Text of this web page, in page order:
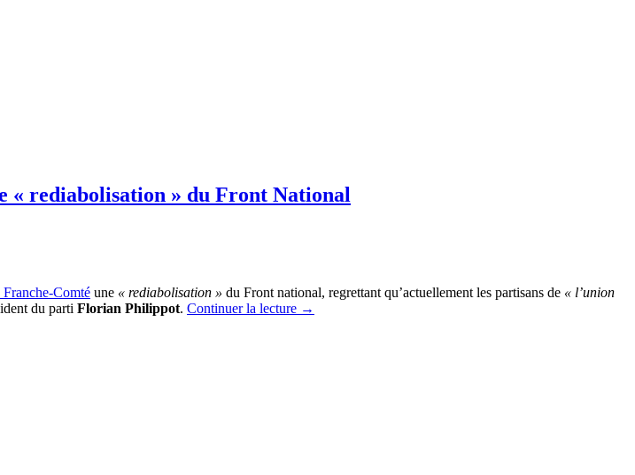
« rediabolisation » du Front National
Franche-Comté une « rediabolisation » du Front national, regrettant qu’actuellement les partisans de « l’union
du parti Florian Philippot. Continuer la lecture →